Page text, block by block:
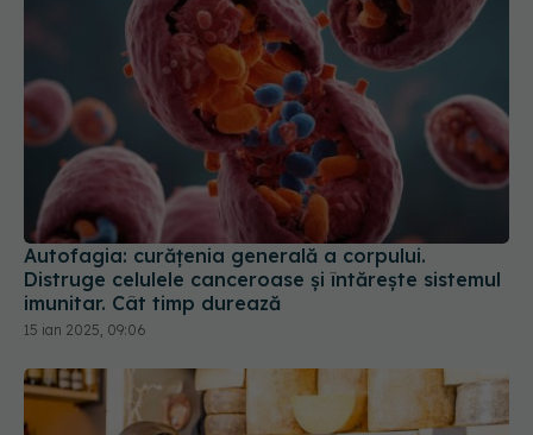
Autofagia: curățenia generală a corpului.
Distruge celulele canceroase și întărește sistemul
imunitar. Cât timp durează
15 ian 2025, 09:06